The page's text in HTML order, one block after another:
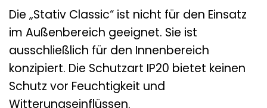
Die „Stativ Classic“ ist nicht für den Einsatz
im Außenbereich geeignet. Sie ist
ausschließlich für den Innenbereich
konzipiert. Die Schutzart IP20 bietet keinen
Schutz vor Feuchtigkeit und
Witterungseinflüssen.